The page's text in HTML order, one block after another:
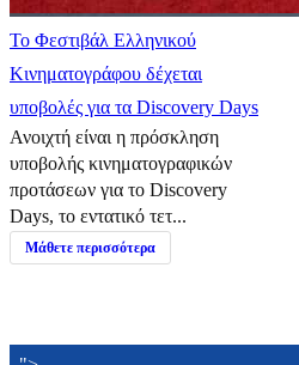
Το Φεστιβάλ Ελληνικού
Κινηματογράφου δέχεται
υποβολές για τα Discovery Days
Ανοιχτή είναι η πρόσκληση
υποβολής κινηματογραφικών
προτάσεων για το Discovery
Days, το εντατικό τετ...
Μάθετε περισσότερα